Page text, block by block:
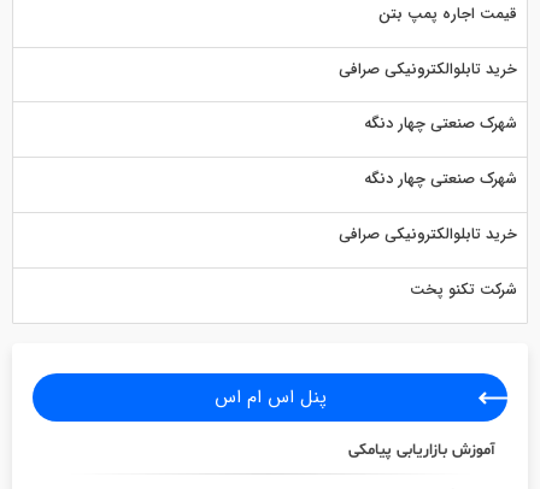
قیمت اجاره پمپ بتن
خرید تابلوالکترونیکی صرافی
شهرک صنعتی چهار دنگه
شهرک صنعتی چهار دنگه
خرید تابلوالکترونیکی صرافی
شرکت تکنو پخت
پنل اس ام اس
آموزش بازاریابی پیامکی